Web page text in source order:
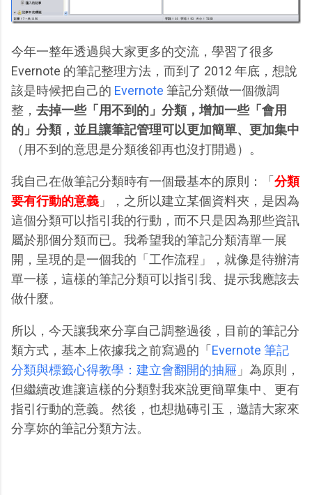
今年一整年透過與大家更多的交流，學習了很多
Evernote 的筆記整理方法，而到了 2012 年底，想說
該是時候把自己的 Evernote 筆記分類做一個微調
整， 去掉一些「用不到的」分類，增加一些「會用
的」分類，並且讓筆記管理可以更加簡單、更加集中
（用不到的意思是分類後卻再也沒打開過）。
我自己在做筆記分類時有一個最基本的原則：「分類
要有行動的意義 」，之所以建立某個資料夾，是因為
這個分類可以指引我的行動，而不只是因為那些資訊
屬於那個分類而已。我希望我的筆記分類清單一展
開，呈現的是一個我的「工作流程」，就像是待辦清
單一樣，這樣的筆記分類可以指引我、提示我應該去
做什麼。
所以，今天讓我來分享自己調整過後，目前的筆記分
類方式，基本上依據我之前寫過的「Evernote 筆記
分類與標籤心得教學：建立會翻開的抽屜 」為原則，
但繼續改進讓這樣的分類對我來說更簡單集中、更有
指引行動的意義。然後，也想拋磚引玉，邀請大家來
分享妳的筆記分類方法。